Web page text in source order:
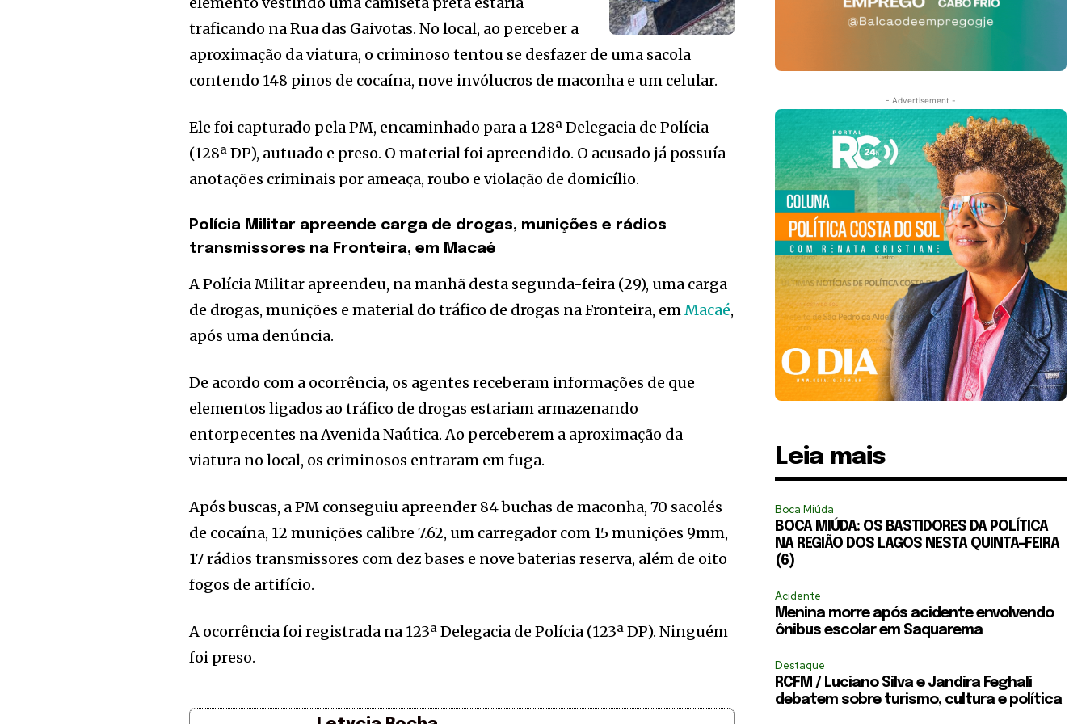
traficando na Rua das Gaivotas. No local, ao perceber a
aproximação da viatura, o criminoso tentou se desfazer de uma sacola
contendo 148 pinos de cocaína, nove invólucros de maconha e um celular.
Ele foi capturado pela PM, encaminhado para a 128ª Delegacia de Polícia
(128ª DP), autuado e preso. O material foi apreendido. O acusado já possuía
anotações criminais por ameaça, roubo e violação de domicílio.
Polícia Militar apreende carga de drogas, munições e rádios
transmissores na Fronteira, em Macaé
A Polícia Militar apreendeu, na manhã desta segunda-feira (29), uma carga
de drogas, munições e material do tráfico de drogas na Fronteira, emMacaé,
após uma denúncia.
De acordo com a ocorrência, os agentes receberam informações de que
elementos ligados ao tráfico de drogas estariam armazenando
entorpecentes na Avenida Naútica. Ao perceberem a aproximação da
viatura no local, os criminosos entraram em fuga.
Após buscas, a PM conseguiu apreender 84 buchas de maconha, 70 sacolés
de cocaína, 12 munições calibre 7.62, um carregador com 15 munições 9mm,
17 rádios transmissores com dez bases e nove baterias reserva, além de oito
fogos de artifício.
A ocorrência foi registrada na 123ª Delegacia de Polícia (123ª DP). Ninguém
foi preso.
- Advertisement -
Leia mais
Boca Miúda
BOCA MIÚDA: OS BASTIDORES DA POLÍTICA
NA REGIÃO DOS LAGOS NESTA QUINTA-FEIRA
(6)
Acidente
Menina morre após acidente envolvendo
ônibus escolar em Saquarema
Destaque
RCFM / Luciano Silva e Jandira Feghali
debatem sobre turismo, cultura e política